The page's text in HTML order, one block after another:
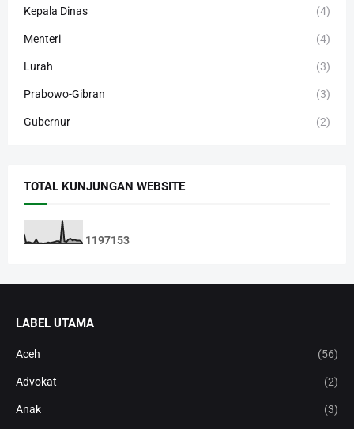
Kepala Dinas (4)
Menteri (4)
Lurah (3)
Prabowo-Gibran (3)
Gubernur (2)
TOTAL KUNJUNGAN WEBSITE
1197153
LABEL UTAMA
Aceh (56)
Advokat (2)
Anak (3)